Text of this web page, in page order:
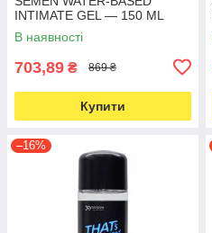
INTIMATE GEL — 150 ML
В наявності
703,89 ₴ 869 ₴
Купити
–16%